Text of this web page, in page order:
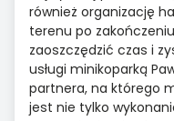
również organizację
terenu po
zaoszczędzić czas i
usługi minikoparką
partnera, na którego
jest nie tylko